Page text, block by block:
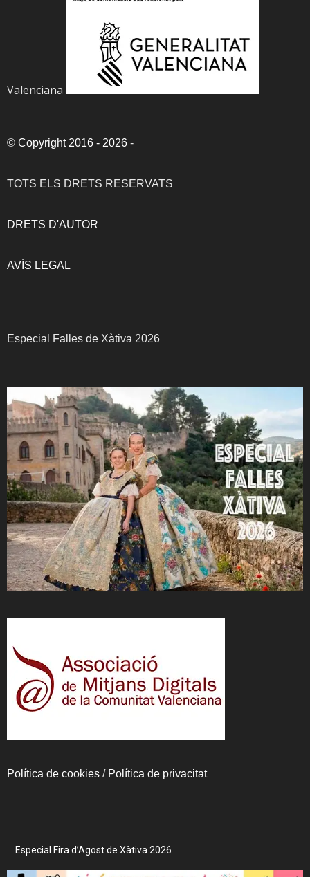
Valenciana
© Copyright 2016 - 2026 -
TOTS ELS DRETS RESERVATS
DRETS D'AUTOR
AVÍS LEGAL
Especial Falles de Xàtiva 2026
Política de cookies / Política de privacitat
Especial Fira d’Agost de Xàtiva 2026